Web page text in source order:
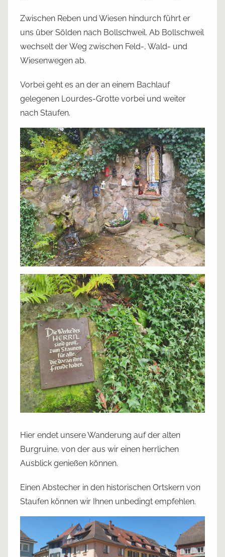
Zwischen Reben und Wiesen hindurch führt er
uns über Sölden nach Bollschweil. Ab Bollschweil
wechselt der Weg zwischen Feld-, Wald- und
Wiesenwegen ab.
Vorbei geht es an der an einem Bachlauf
gelegenen Lourdes-Grotte vorbei und weiter
nach Staufen.
Hier endet unsere Wanderung auf der alten
Burgruine, von der aus wir einen herrlichen
Ausblick genießen können.
Einen Abstecher in den historischen Ortskern von
Staufen können wir Ihnen unbedingt empfehlen.